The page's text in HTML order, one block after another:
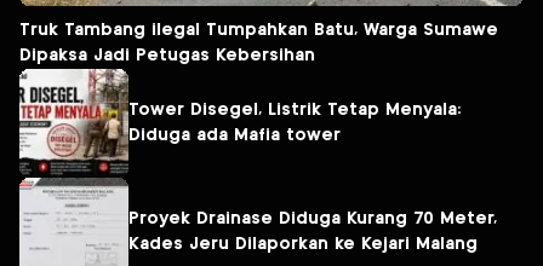
Truk Tambang ilegal Tumpahkan Batu, Warga Sumawe
Dipaksa Jadi Petugas Kebersihan
Tower Disegel, Listrik Tetap Menyala:
Diduga ada Mafia tower
Proyek Drainase Diduga Kurang 70 Meter,
Kades Jeru Dilaporkan ke Kejari Malang